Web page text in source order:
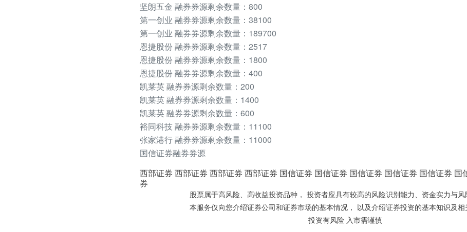
坚朗五金 融券券源剩余数量：800
第一创业 融券券源剩余数量：38100
第一创业 融券券源剩余数量：189700
恩捷股份 融券券源剩余数量：2517
恩捷股份 融券券源剩余数量：1800
恩捷股份 融券券源剩余数量：400
凯莱英 融券券源剩余数量：200
凯莱英 融券券源剩余数量：1400
凯莱英 融券券源剩余数量：600
裕同科技 融券券源剩余数量：11100
张家港行 融券券源剩余数量：11000
国信证券融券券源
西部证券 西部证券 西部证券 西部证券 国信证券 国信证券 国信证券 国信证券 国信证券 国
券
股票属于高风险、高收益投资品种， 投资者应具有较高的风险识别能力、资金实力与风
本服务仅向您介绍证券公司和证券市场的基本情况， 以及介绍证券投资的基本知识及相
投资有风险 入市需谨慎